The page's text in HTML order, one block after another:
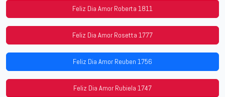
Feliz Dia Amor Roberta 1811
Feliz Dia Amor Rosetta 1777
Feliz Dia Amor Reuben 1756
Feliz Dia Amor Rubiela 1747